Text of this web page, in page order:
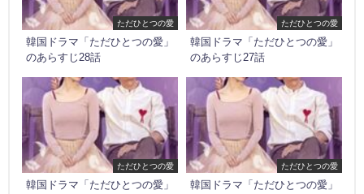
ただひとつの愛
韓国ドラマ「ただひとつの愛」
のあらすじ28話
ただひとつの愛
韓国ドラマ「ただひとつの愛」
のあらすじ27話
ただひとつの愛
韓国ドラマ「ただひとつの愛」
ただひとつの愛
韓国ドラマ「ただひとつの愛」